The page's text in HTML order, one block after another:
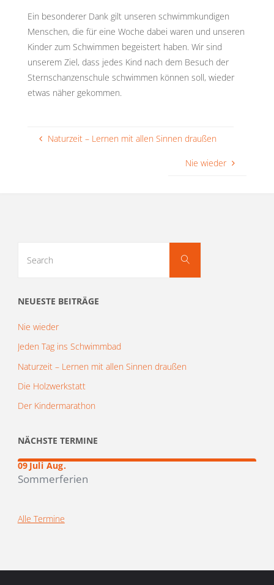
Ein besonderer Dank gilt unseren schwimmkundigen
Menschen, die für eine Woche dabei waren und unseren
Kinder zum Schwimmen begeistert haben. Wir sind
unserem Ziel, dass jedes Kind nach dem Besuch der
Sternschanzenschule schwimmen können soll, wieder
etwas näher gekommen.
Naturzeit – Lernen mit allen Sinnen draußen
Nie wieder
Search
NEUESTE BEITRÄGE
Nie wieder
Jeden Tag ins Schwimmbad
Naturzeit – Lernen mit allen Sinnen draußen
Die Holzwerkstatt
Der Kindermarathon
NÄCHSTE TERMINE
09Juli
–19
Aug.
Sommerferien
Alle Termine